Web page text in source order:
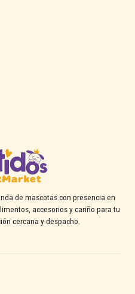
de mascotas con presencia en
accesorios y cariño para tu
cercana y despacho.